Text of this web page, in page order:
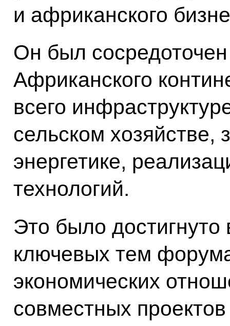
и африканского
Он был
Африканского
всего
сельском хозяйстве,
энергетике,
технологий.
Это было
ключевых тем
экономических
совместных